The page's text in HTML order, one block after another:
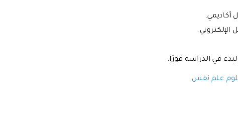
أكاديمي.
في الدراسة فورًا.
علم نفس.